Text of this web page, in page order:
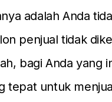
adalah Anda
penjual tidak
bagi Anda yang
tepat untuk